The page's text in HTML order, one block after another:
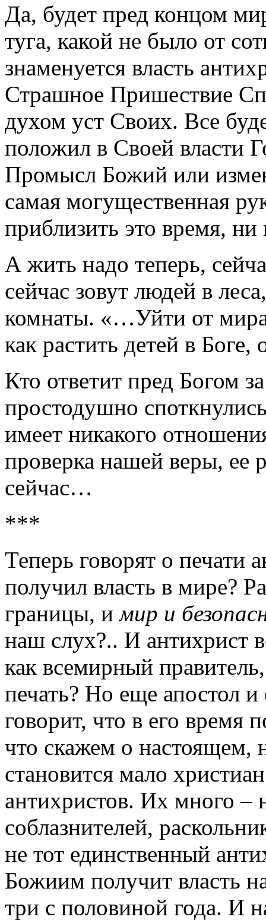
Да, будет пред концом
туга, какой не было от
знаменуется власть
Страшное Пришествие
духом уст Своих. Все
положил в Своей власти
Промысл Божий или
самая могущественная
приблизить это время,
А жить надо теперь,
сейчас зовут людей в
комнаты. «…Уйти от
как растить детей в
Кто ответит пред Богом
простодушно
имеет никакого
проверка нашей веры, ее
сейчас…
***
Теперь говорят о печати
получил власть в мире?
границы, имир и
наш слух?.. И антихрист
как всемирный
печать? Но еще апостол
говорит, что в его время
что скажем о настоящем,
становится мало
антихристов. Их много –
соблазнителей,
не тот единственный
Божиим получит власть
три с половиной года. И